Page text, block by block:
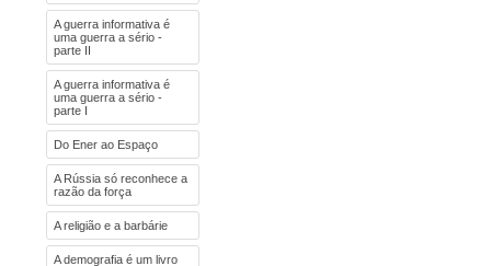
A guerra informativa é
uma guerra a sério -
parte II
A guerra informativa é
uma guerra a sério -
parte I
Do Ener ao Espaço
A Rússia só reconhece a
razão da força
A religião e a barbárie
A demografia é um livro